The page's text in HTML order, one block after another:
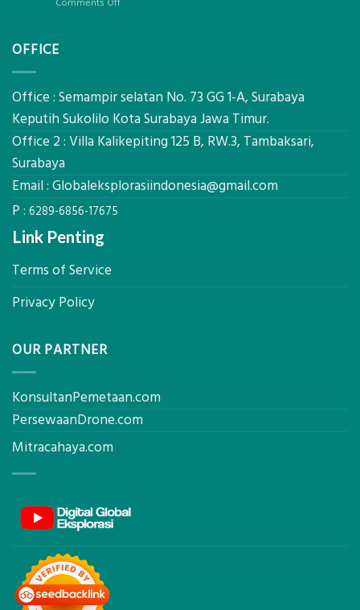
Comments Off
Global
Pastikan
Pondasi
OFFICE
Office : Semampir selatan No. 73 GG 1-A, Surabaya
Keputih Sukolilo Kota Surabaya Jawa Timur.
Office 2 : Villa Kalikepiting 125 B, RW.3, Tambaksari,
Surabaya
Email : Globaleksplorasiindonesia@gmail.com
P : 6289-6856-17675
Link Penting
Terms of Service
Privacy Policy
OUR PARTNER
KonsultanPemetaan.com
PersewaanDrone.com
Mitracahaya.com